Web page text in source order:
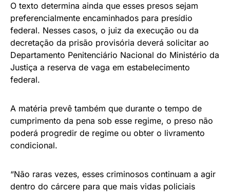
O texto determina ainda que esses presos sejam
preferencialmente encaminhados para presídio
federal. Nesses casos, o juiz da execução ou da
decretação da prisão provisória deverá solicitar ao
Departamento Penitenciário Nacional do Ministério da
Justiça a reserva de vaga em estabelecimento
federal.
A matéria prevê também que durante o tempo de
cumprimento da pena sob esse regime, o preso não
poderá progredir de regime ou obter o livramento
condicional.
“Não raras vezes, esses criminosos continuam a agir
dentro do cárcere para que mais vidas policiais